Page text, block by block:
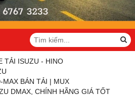
TẢI ISUZU - HINO
MAX BÁN TẢI | MUX
DMAX, CHÍNH HÃNG GIÁ TỐT